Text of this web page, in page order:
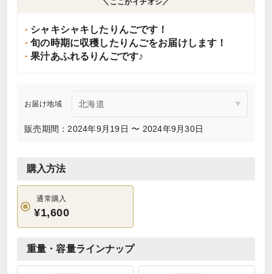
＼ここがイチオシ／
シャキシャキしたりんごです！
旬の時期に収穫したりんごをお届けします！
果汁あふれるりんごです♪
お届け地域
販売期間：2024年9月19日 〜 2024年9月30日
購入方法
通常購入
¥1,600
重量・容量ラインナップ